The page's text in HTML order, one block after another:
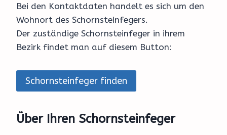
Bei den Kontaktdaten handelt es sich um den
Wohnort des Schornsteinfegers.
Der zuständige Schornsteinfeger in ihrem
Bezirk findet man auf diesem Button:
Schornsteinfeger finden
Über Ihren Schornsteinfeger